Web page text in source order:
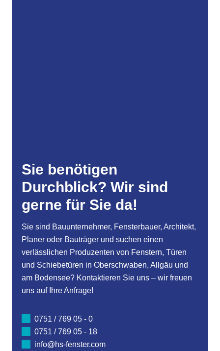
Sie benötigen
Durchblick? Wir sind
gerne für Sie da!
Sie sind Bauunternehmer, Fensterbauer, Architekt,
Planer oder Bauträger und suchen einen
verlässlichen Produzenten von Fenstern, Türen
und Schiebetüren in Oberschwaben, Allgäu und
am Bodensee? Kontaktieren Sie uns – wir freuen
uns auf Ihre Anfrage!
0751 / 769 05 - 0
0751 / 769 05 - 18
info@hs-fenster.com